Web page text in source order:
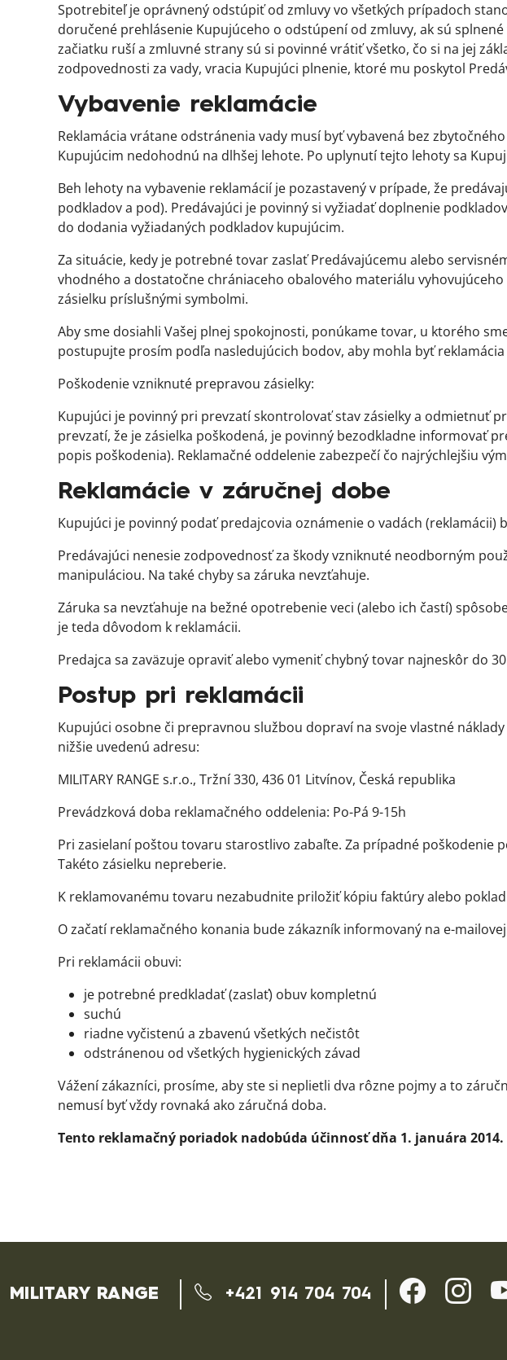
Spotrebiteľ je oprávnený odstúpiť od zmluvy vo všetkých prípadoch
doručené prehlásenie Kupujúceho o odstúpení od zmluvy, ak sú
začiatku ruší a zmluvné strany sú si povinné vrátiť všetko, čo si na jej
zodpovednosti za vady, vracia Kupujúci plnenie, ktoré mu poskytol
Vybavenie reklamácie
Reklamácia vrátane odstránenia vady musí byť vybavená bez
Kupujúcim nedohodnú na dlhšej lehote. Po uplynutí tejto lehoty sa
Beh lehoty na vybavenie reklamácií je pozastavený v prípade, že
podkladov a pod). Predávajúci je povinný si vyžiadať doplnenie
do dodania vyžiadaných podkladov kupujúcim.
Za situácie, kedy je potrebné tovar zaslať Predávajúcemu alebo
vhodného a dostatočne chrániaceho obalového materiálu
zásielku príslušnými symbolmi.
Aby sme dosiahli Vašej plnej spokojnosti, ponúkame tovar, u ktorého
postupujte prosím podľa nasledujúcich bodov, aby mohla byť
Poškodenie vzniknuté prepravou zásielky:
Kupujúci je povinný pri prevzatí skontrolovať stav zásielky a odmietnuť
prevzatí, že je zásielka poškodená, je povinný bezodkladne informovať
popis poškodenia). Reklamačné oddelenie zabezpečí čo najrýchlejšiu
Reklamácie v záručnej dobe
Kupujúci je povinný podať predajcovia oznámenie o vadách (reklamácii)
Predávajúci nenesie zodpovednosť za škody vzniknuté neodborným
manipuláciou. Na také chyby sa záruka nevzťahuje.
Záruka sa nevzťahuje na bežné opotrebenie veci (alebo ich častí)
je teda dôvodom k reklamácii.
Predajca sa zaväzuje opraviť alebo vymeniť chybný tovar najneskôr do
Postup pri reklamácii
Kupujúci osobne či prepravnou službou dopraví na svoje vlastné
nižšie uvedenú adresu:
MILITARY RANGE s.r.o., Tržní 330, 436 01 Litvínov, Česká republika
Prevádzková doba reklamačného oddelenia: Po-Pá 9-15h
Pri zasielaní poštou tovaru starostlivo zabaľte. Za prípadné poškodenie
Takéto zásielku nepreberie.
K reklamovanému tovaru nezabudnite priložiť kópiu faktúry alebo
O začatí reklamačného konania bude zákazník informovaný na e-
Pri reklamácii obuvi:
je potrebné predkladať (zaslať) obuv kompletnú
suchú
riadne vyčistenú a zbavenú všetkých nečistôt
odstránenou od všetkých hygienických závad
Vážení zákazníci, prosíme, aby ste si neplietli dva rôzne pojmy a to
nemusí byť vždy rovnaká ako záručná doba.
Tento reklamačný poriadok nadobúda účinnosť dňa 1. januára 2014.
MILITARY RANGE +421 914 704 704